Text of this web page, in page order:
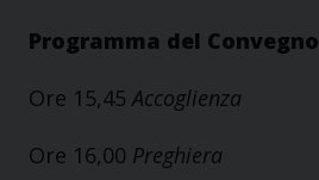
Programma del Convegno
Ore 15,45Accoglienza
Ore 16,00 Preghiera